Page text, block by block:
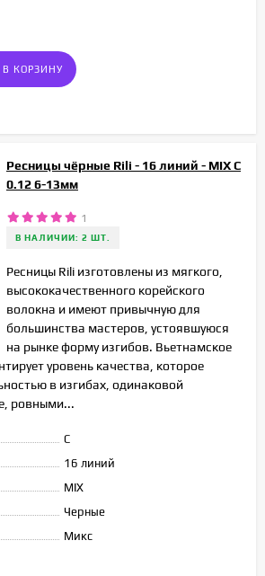
В КОРЗИНУ
Ресницы чёрные Rili - 16 линий - MIX C
0.12 6-13мм
1
В НАЛИЧИИ: 2 ШТ.
Ресницы Rili изготовлены из мягкого,
высококачественного корейского
волокна и имеют привычную для
большинства мастеров, устоявшуюся
на рынке форму изгибов. Вьетнамское
уровень качества, которое
в изгибах, одинаковой
ровными...
C
16 линий
MIX
Черные
Микс